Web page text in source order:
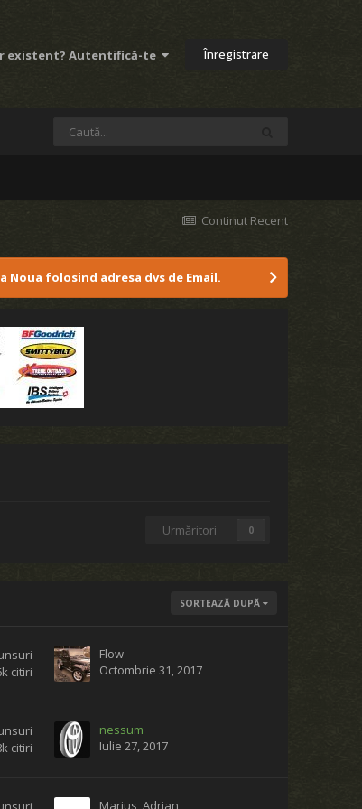
existent? Autentifică-te Înregistrare
Continut Recent
Noua folosind adresa dvs de Email.
Urmăritori 0
SORTEAZĂ DUPĂ
citiri
Flow
Octombrie 31, 2017
citiri
nessum
Iulie 27, 2017
Marius_Adrian